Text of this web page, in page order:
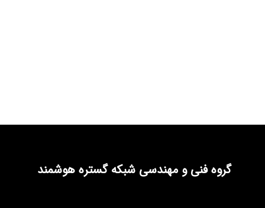
گروه فنی و مهندسی شبکه گستره هوشمند